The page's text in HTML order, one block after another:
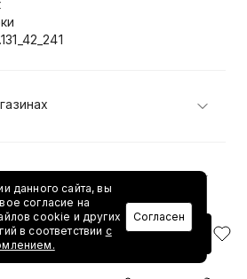
в корзину
данного сайта, вы
согласие на
cookie и других
в соответствии с
Согласен